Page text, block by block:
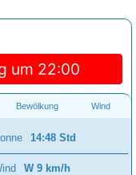
um 22:00
Bewölkung Wind
14:48 Std
W 9 km/h